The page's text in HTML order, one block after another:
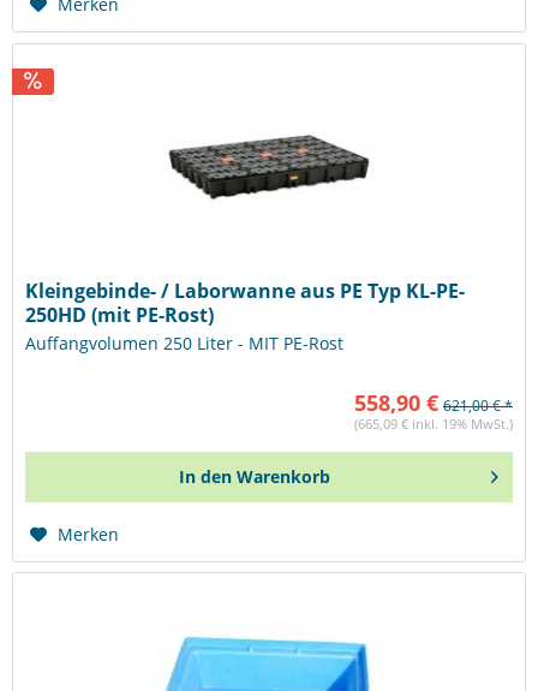
Kleingebinde- / Laborwanne aus PE Typ KL-PE-
250HD (mit PE-Rost)
Auffangvolumen 250 Liter - MIT PE-Rost
558,90 € 621,00 € *
(665,09 € inkl. 19% MwSt.)
In den Warenkorb
Merken